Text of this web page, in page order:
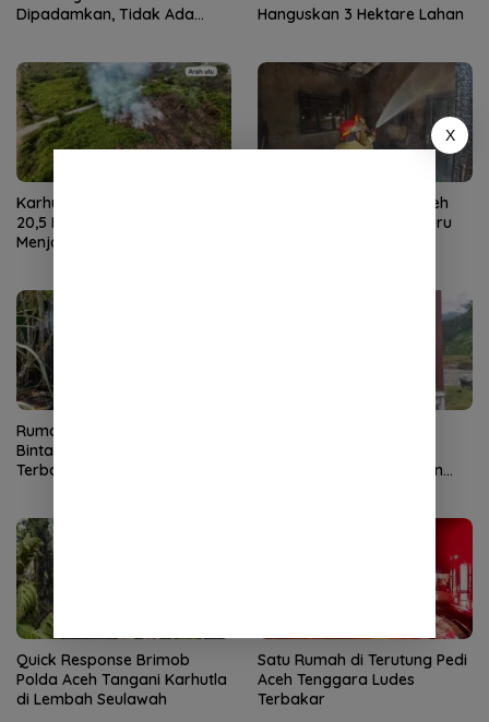
Dipadamkan, Tidak Ada
Hanguskan 3 Hektare Lahan
Karhutla di Aceh Barat Capai
20,5 Hektare, Api Masih
Menjalar di Sejumlah Titik
Kebakaran Dayah di Aceh
Besar, Kantor Dewan Guru
Rumah Kosong di Blang
Bintang Aceh Besar Ludes
Terbakar
Pembangunan Jembatan
Quick Response Brimob
Polda Aceh Tangani Karhutla
di Lembah Seulawah
Satu Rumah di Terutung Pedi
Aceh Tenggara Ludes
Terbakar
X